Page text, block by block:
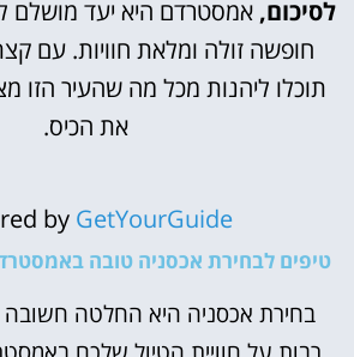
לסיכום, אמסטרדם היא יעד מושלם
חופשה זולה ומלאת חוויות. עם
תוכלו ליהנות מכל מה שהעיר הזו
את הכיס.
by GetYourGuide
טיפים לבחירת אכסניה טובה
בחירת אכסניה היא החלטה